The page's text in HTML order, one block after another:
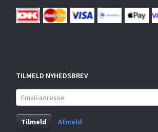
TILMELD NYHEDSBREV
Email-
adresse
Tilmeld
Afmeld